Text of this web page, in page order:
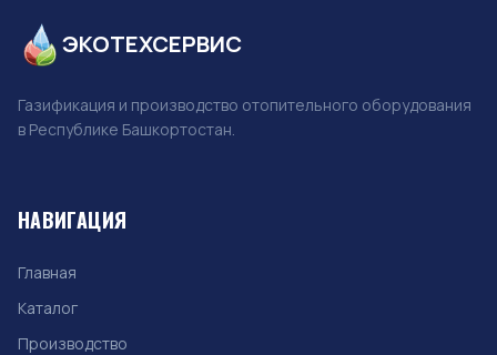
ЭКОТЕХСЕРВИС
Газификация и производство отопительного оборудования
в Республике Башкортостан.
НАВИГАЦИЯ
Главная
Каталог
Производство